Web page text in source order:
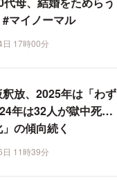
マイノーマル
17時00分
放、2025年は「わず
年は32人が獄中死…
」の傾向続く
11時39分